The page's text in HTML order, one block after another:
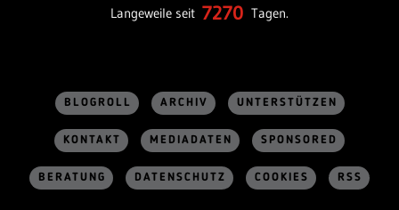
Langeweile seit 7270 Tagen.
BLOGROLL ARCHIV UNTERSTÜTZEN
KONTAKT MEDIADATEN SPONSORED
BERATUNG DATENSCHUTZ COOKIES RSS